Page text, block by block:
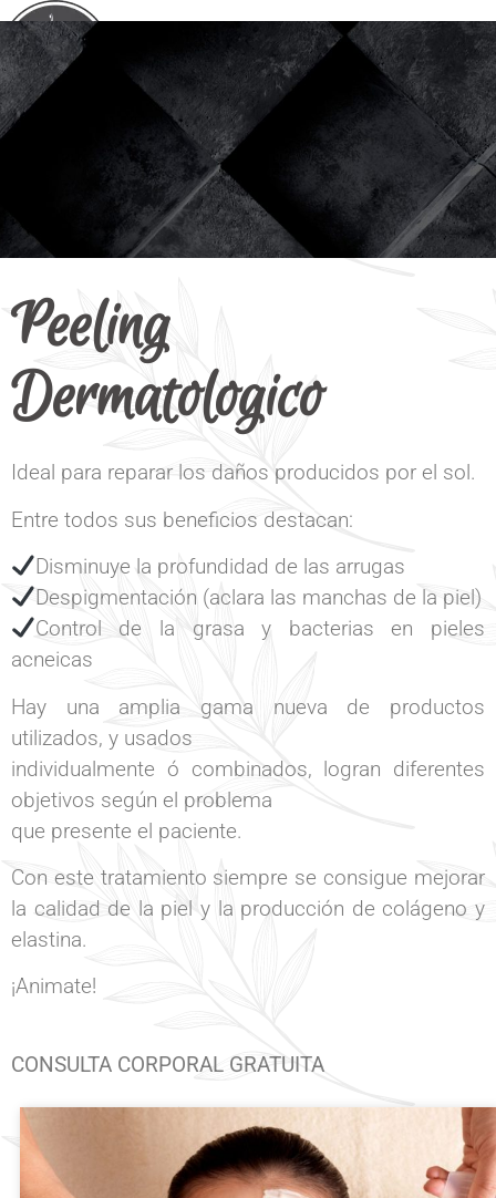
Peeling
Dermatologico
Ideal para reparar los daños producidos por el sol.
Entre todos sus beneficios destacan:
Disminuye la profundidad de las arrugas
Despigmentación (aclara las manchas de la piel)
Control de la grasa y bacterias en pieles
acneicas
Hay una amplia gama nueva de productos
utilizados, y usados
individualmente ó combinados, logran diferentes
objetivos según el problema
que presente el paciente.
Con este tratamiento siempre se consigue mejorar
la calidad de la piel y la producción de colágeno y
elastina.
¡Animate!
CONSULTA CORPORAL GRATUITA